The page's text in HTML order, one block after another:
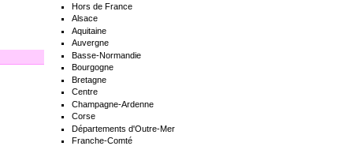
Hors de France
Alsace
Aquitaine
Auvergne
Basse-Normandie
Bourgogne
Bretagne
Centre
Champagne-Ardenne
Corse
Départements d'Outre-Mer
Franche-Comté